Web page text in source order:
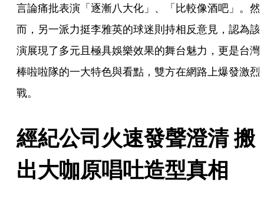
言論痛批表演「逐漸八大化」、「比較像酒吧」。然
而，另一派力挺李雅英的球迷則持相反意見，認為該
演展現了多元且極具娛樂效果的舞台魅力，更是台灣
棒啦啦隊的一大特色與看點，雙方在網路上爆發激烈
戰。
經紀公司火速發聲澄清 搬
出大咖原唱吐造型真相